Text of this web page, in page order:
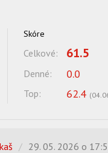
Skóre
Celkové: 61.5
Denné: 0.0
Top: 62.4 (
/ 29. 05. 2026 o